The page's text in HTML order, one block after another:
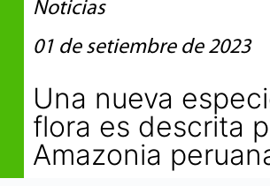
Noticias
01 de setiembre de 2023
Una nueva
flora es descrita
Amazonia